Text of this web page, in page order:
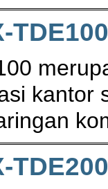
TDE100
kantor
TDE200